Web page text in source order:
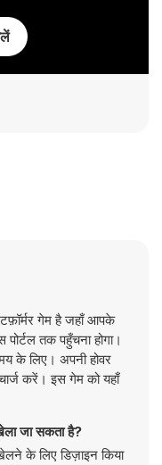
गेम है जहाँ आपके
पोर्टल तक पहुँचना होगा।
के लिए। अपनी होवर
करें। इस गेम को यहाँ
जा सकता है?
के लिए डिज़ाइन किया